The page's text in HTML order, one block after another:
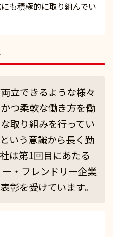
も積極的に取り組んでい
立できるような様々
つ柔軟な働き方を働
取り組みを行ってい
いう意識から長く勤
は第1回目にあたる
・フレンドリー企業
彰を受けています。